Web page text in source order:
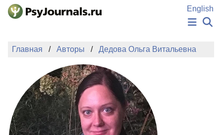
Перейти к основному содержанию
English
НОВОСТИ
АВТОРЫ
ПОДАТЬ РУКОПИСЬ
БАЗА ЗНАНИЙ
КЛЮЧЕВЫЕ СЛОВА
Регистрация
Главная Авторы Дедова Ольга Витальевна